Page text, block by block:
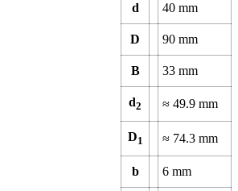
d 40 mm
D 90 mm
B 33 mm
d2 ≈ 49.9 mm
D1 ≈ 74.3 mm
b 6 mm